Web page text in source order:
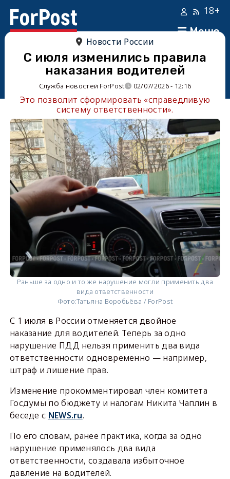
Меню
18+
Новости России
С июля изменились правила
наказания водителей
Служба новостей ForPost 02/07/2026 - 12:16
Это позволит сформировать «справедливую
систему ответственности».
Раньше за одно и то же нарушение могли применить два
вида ответственности
Фото:Татьяна Воробьёва / ForPost
С 1 июля в России отменяется двойное
наказание для водителей. Теперь за одно
нарушение ПДД нельзя применить два вида
ответственности одновременно — например,
штраф и лишение прав.
Изменение прокомментировал член комитета
Госдумы по бюджету и налогам Никита Чаплин в
беседе с NEWS.ru.
По его словам, ранее практика, когда за одно
нарушение применялось два вида
ответственности, создавала избыточное
давление на водителей.